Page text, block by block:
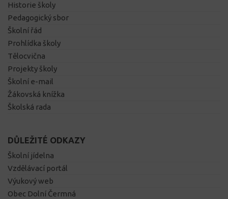
Historie školy
Pedagogický sbor
Školní řád
Prohlídka školy
Tělocvična
Projekty školy
Školní e-mail
Žákovská knížka
Školská rada
DŮLEŽITÉ ODKAZY
Školní jídelna
Vzdělávací portál
Výukový web
Obec Dolní Čermná